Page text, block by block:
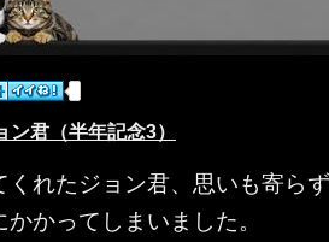
ン君（半年記念3）
くれたジョン君、思いも寄ら
かってしまいました。